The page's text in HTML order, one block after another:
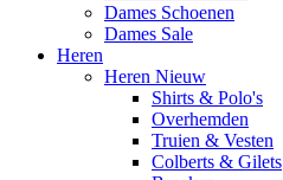
Dames Schoenen
Dames Sale
Heren
Heren Nieuw
Shirts & Polo's
Overhemden
Truien & Vesten
Colberts & Gilets